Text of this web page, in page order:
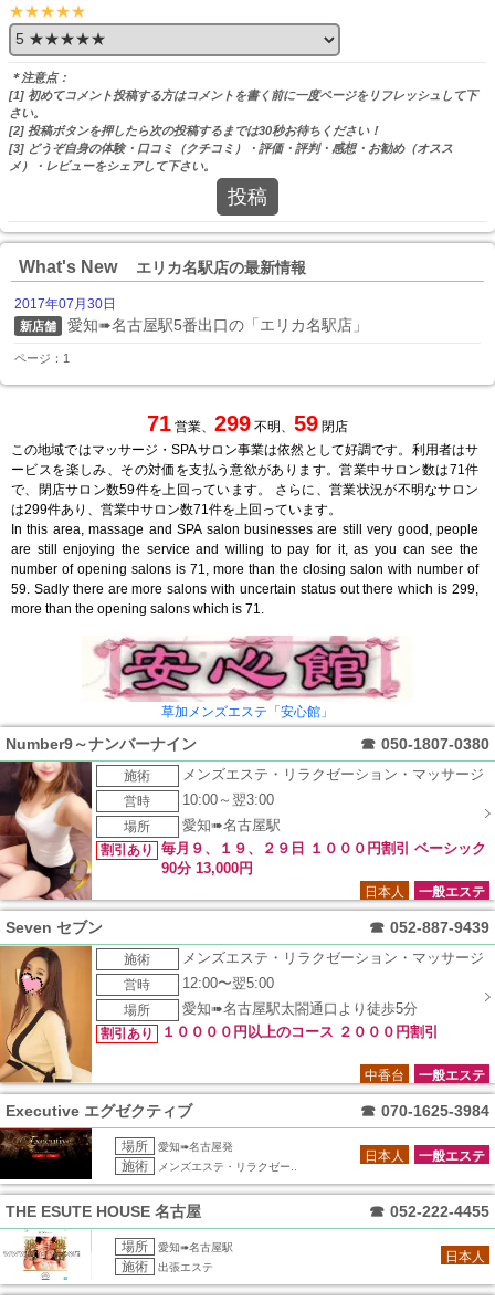
★★★★★
＊注意点：
[1] 初めてコメント投稿する方はコメントを書く前に一度ページをリフレッシュして下
さい。
[2] 投稿ボタンを押したら次の投稿するまでは30秒お待ちください！
[3] どうぞ自身の体験・口コミ（クチコミ）・評価・評判・感想・お勧め（オスス
メ）・レビューをシェアして下さい。
投稿
What's New エリカ名駅店の最新情報
2017年07月30日
新店舗 愛知➠名古屋駅5番出口の「エリカ名駅店」
ページ：1
71 営業、 299 不明、 59 閉店
この地域ではマッサージ・SPAサロン事業は依然として好調です。利用者はサ
ービスを楽しみ、その対価を支払う意欲があります。営業中サロン数は71件
で、閉店サロン数59件を上回っています。 さらに、営業状況が不明なサロン
は299件あり、営業中サロン数71件を上回っています。
In this area, massage and SPA salon businesses are still very good, people
are still enjoying the service and willing to pay for it, as you can see the
number of opening salons is 71, more than the closing salon with number of
59. Sadly there are more salons with uncertain status out there which is 299,
more than the opening salons which is 71.
草加メンズエステ「安心館」
Number9～ナンバーナイン ☎ 050-1807-0380
施術
メンズエステ・リラクゼーション・マッサージ
営時
10:00～翌3:00
場所
愛知➠名古屋駅
割引あり
毎月９、１９、２９日 １０００円割引 ベーシック
90分 13,000円
一般エステ
日本人
Seven セブン ☎ 052-887-9439
施術
メンズエステ・リラクゼーション・マッサージ
営時
12:00〜翌5:00
場所
愛知➠名古屋駅太閤通口より徒歩5分
割引あり
１００００円以上のコース ２０００円割引
一般エステ
中香台
Executive エグゼクティブ ☎ 070-1625-3984
場所 愛知➠名古屋発
施術 メンズエステ・リラクゼー..
一般エステ
日本人
THE ESUTE HOUSE 名古屋 ☎ 052-222-4455
場所 愛知➠名古屋駅
施術 出張エステ
日本人